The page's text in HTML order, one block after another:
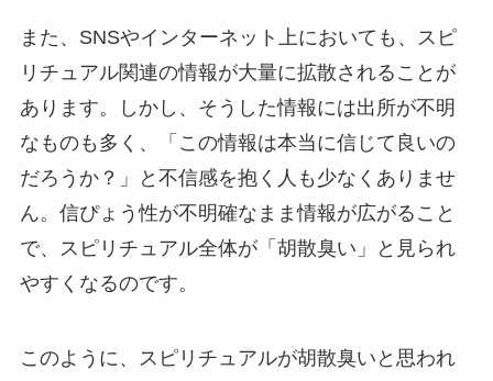
また、SNSやインターネット上においても、スピ
リチュアル関連の情報が大量に拡散されることが
あります。しかし、そうした情報には出所が不明
なものも多く、「この情報は本当に信じて良いの
だろうか？」と不信感を抱く人も少なくありませ
ん。信ぴょう性が不明確なまま情報が広がること
で、スピリチュアル全体が「胡散臭い」と見られ
やすくなるのです。
このように、スピリチュアルが胡散臭いと思われ